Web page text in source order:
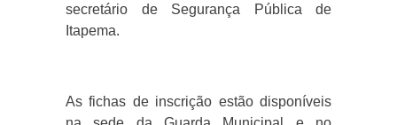
secretário de Segurança Pública de
Itapema.
As fichas de inscrição estão disponíveis